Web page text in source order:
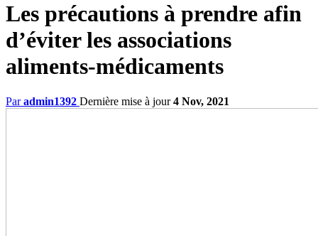
Les précautions à prendre afin
d’éviter les associations
aliments-médicaments
Paradmin1392 Dernière mise à jour4 Nov, 2021